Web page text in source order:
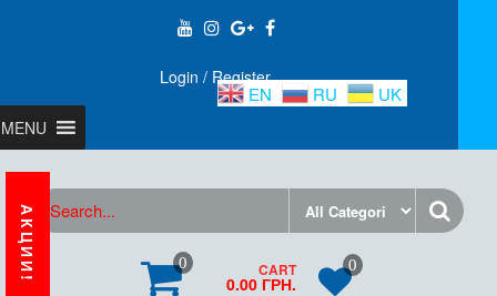
АКЦИИ!
Login / Register
MENU
0 CART
0.00 ГРН.
0
EN RU UK